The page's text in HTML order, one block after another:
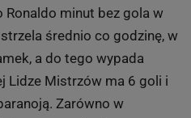
Ronaldo minut bez gola w
średnio co godzinę, w
a do tego wypada
Lidze Mistrzów ma 6 goli i
Zarówno w